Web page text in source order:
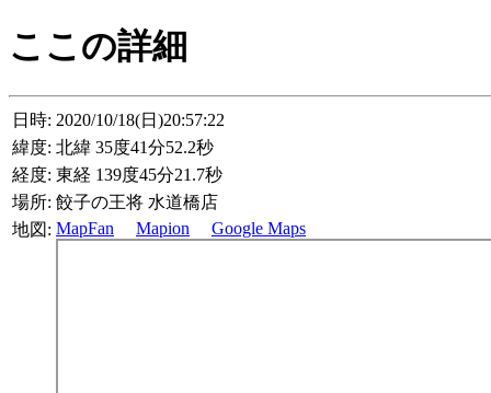
ここの詳細
日時: 2020/10/18(日)20:57:22
緯度: 北緯 35度41分52.2秒
経度: 東経 139度45分21.7秒
場所: 餃子の王将 水道橋店
地図: MapFan Mapion Google Maps